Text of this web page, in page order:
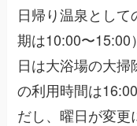
日帰り温泉とし
期は10:00〜15:00
日は大浴場の大
の利用時間は
だし、曜日が変